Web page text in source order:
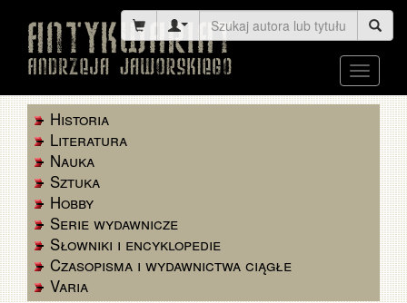
Toggle
Historia
Literatura
Nauka
Sztuka
Hobby
Serie wydawnicze
Słowniki i encyklopedie
Czasopisma i wydawnictwa ciągłe
Varia